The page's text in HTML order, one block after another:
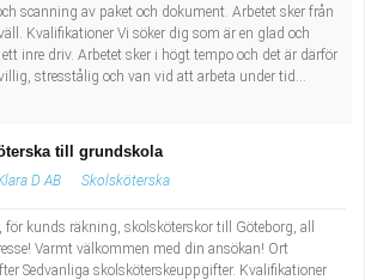
scanning av paket och dokument. Arbetet sker från
Kvalifikationer Vi söker dig som är en glad och
inre driv. Arbetet sker i högt tempo och det är därför
stresstålig och van vid att arbeta under tid...
till grundskola
D AB Skolsköterska
för kunds räkning, skolsköterskor till Göteborg, all
Varmt välkommen med din ansökan! Ort
Sedvanliga skolsköterskeuppgifter. Kvalifikationer